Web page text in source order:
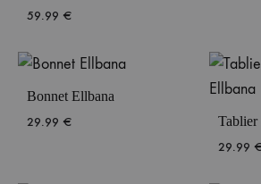
59.99 €
Bonnet Ellbana
29.99 €
Tablier
29.99